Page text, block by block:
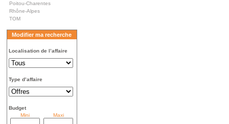
Poitou-Charentes
Rhône-Alpes
TOM
Modifier ma recherche
Localisation de l’affaire
Type d’affaire
Budget
Mini
Maxi